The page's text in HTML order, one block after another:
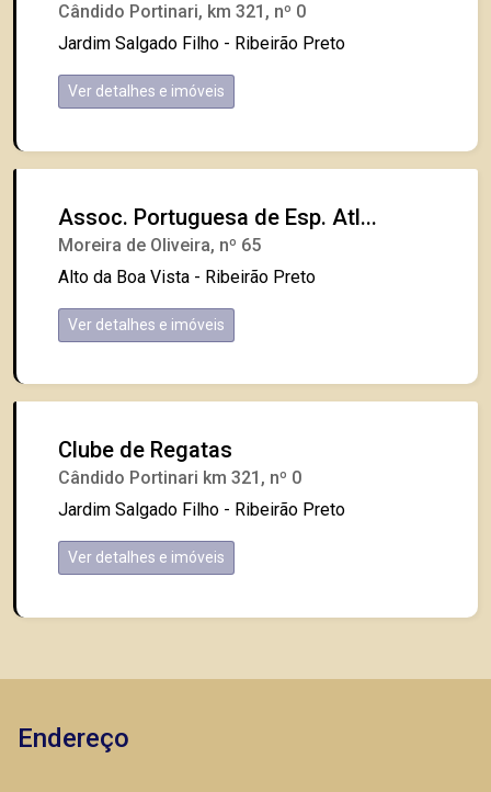
Cândido Portinari, km 321, nº 0
Jardim Salgado Filho - Ribeirão Preto
Ver detalhes e imóveis
Assoc. Portuguesa de Esp. Atl...
Moreira de Oliveira, nº 65
Alto da Boa Vista - Ribeirão Preto
Ver detalhes e imóveis
Clube de Regatas
Cândido Portinari km 321, nº 0
Jardim Salgado Filho - Ribeirão Preto
Ver detalhes e imóveis
Endereço